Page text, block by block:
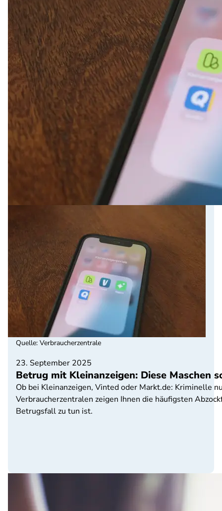
23. September 2025
Betrug mit Kleinanzeigen: Diese Maschen
Ob bei Kleinanzeigen, Vinted oder Markt.de: Kriminelle
Verbraucherzentralen zeigen Ihnen die häufigsten
Betrugsfall zu tun ist.
Quelle: Verbraucherzentrale